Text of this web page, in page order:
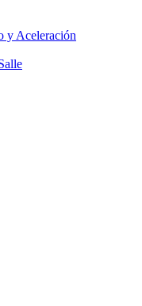
y Aceleración